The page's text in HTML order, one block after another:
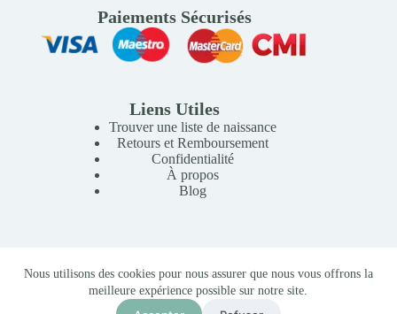
Nous utilisons des cookies pour nous assurer que nous vous offrons la
meilleure expérience possible sur notre site.
Paiements Sécurisés
Liens Utiles
Trouver une liste de naissance
Retours et Remboursement
Confidentialité
À propos
Blog
Copyright © 2026 Mille Lunes - Création du site :
Baptiste
-Conditions Générales de Vente